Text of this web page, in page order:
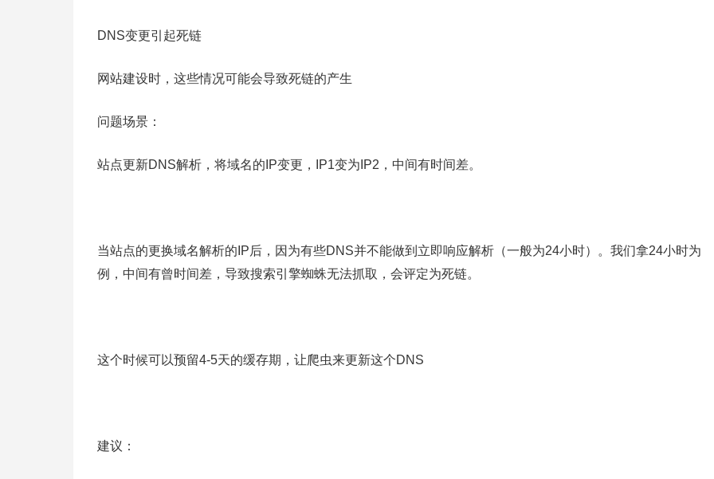
DNS变更引起死链
网站建设时，这些情况可能会导致死链的产生
问题场景：
站点更新DNS解析，将域名的IP变更，IP1变为IP2，中间有时间差。
当站点的更换域名解析的IP后，因为有些DNS并不能做到立即响应解析（一般为24小时）。我们拿24小时为
例，中间有曾时间差，导致搜索引擎蜘蛛无法抓取，会评定为死链。
这个时候可以预留4-5天的缓存期，让爬虫来更新这个DNS
建议：